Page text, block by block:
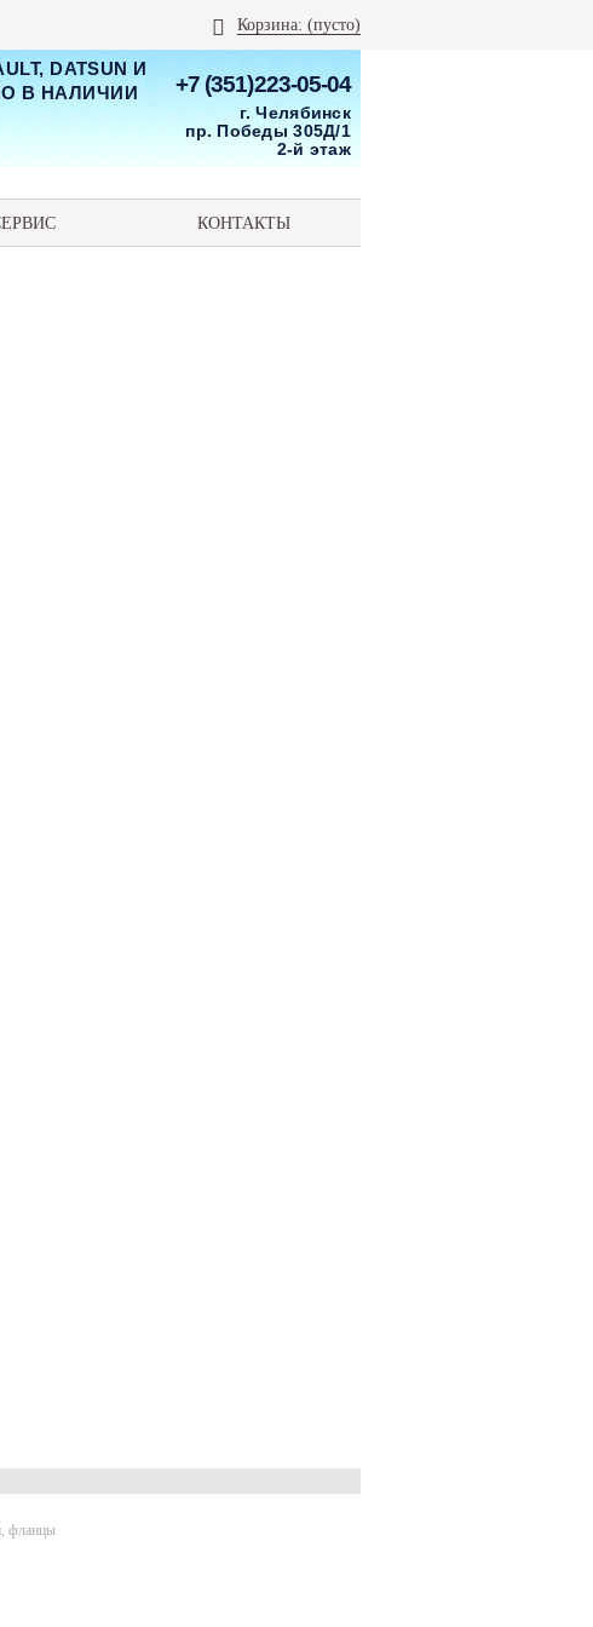
Корзина: (пусто)
DATSUN И
В НАЛИЧИИ
+7 (351)223-05-04
г. Челябинск
пр. Победы 305Д/1
2-й этаж
КОНТАКТЫ
фланцы